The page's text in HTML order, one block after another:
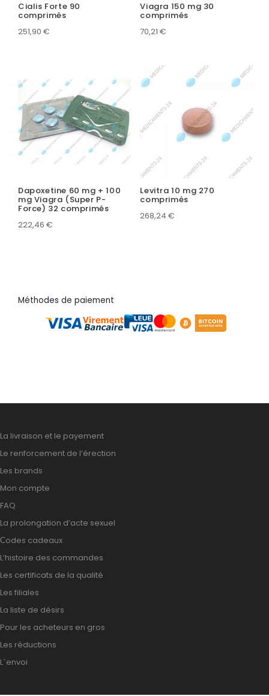
Cialis Forte 90
comprimés
251,90 €
Viagra 150 mg 30
comprimés
70,21€
Dapoxetine 60 mg + 100
mg Viagra (Super P-
Force) 32 comprimés
222,46 €
Levitra 10 mg 270
comprimés
268,24€
Méthodes de paiement
La livraison et le payement
Le renforcement de l’érection
Les brands
Mon compte
FAQ
La prolongation d’acte sexuel
Сodes cadeaux
L’histoire des commandes
Les certificats de la qualité
Les filiales
La liste de désirs
Pour les acheteurs en gros
Les réductions
L`envoi